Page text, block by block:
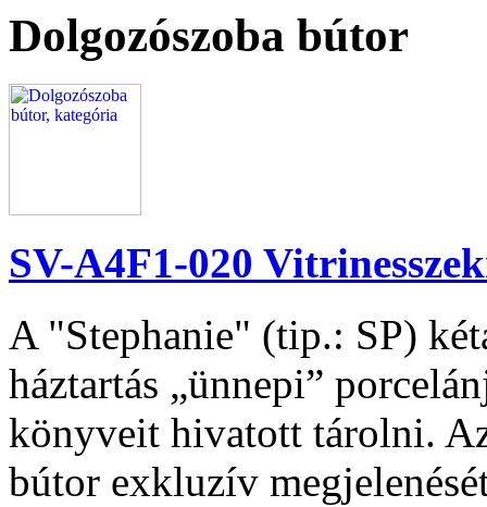
Dolgozószoba bútor
SV-A4F1-020
A "Stephanie" (tip.: SP)
háztartás „ünnepi”
könyveit hivatott tárolni.
bútor exkluzív